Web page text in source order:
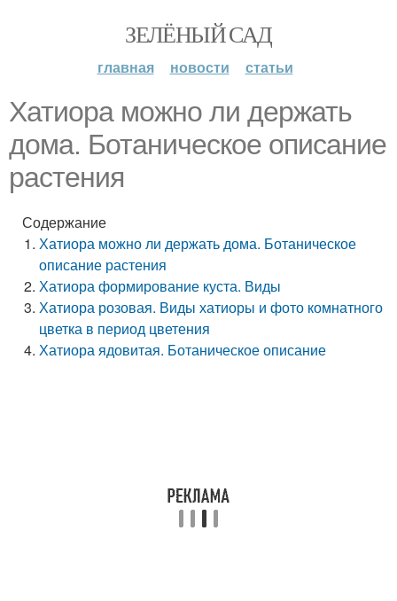
ЗЕЛЁНЫЙ САД
главная новости статьи
Хатиора можно ли держать
дома. Ботаническое описание
растения
Содержание
Хатиора можно ли держать дома. Ботаническое
описание растения
Хатиора формирование куста. Виды
Хатиора розовая. Виды хатиоры и фото комнатного
цветка в период цветения
Хатиора ядовитая. Ботаническое описание